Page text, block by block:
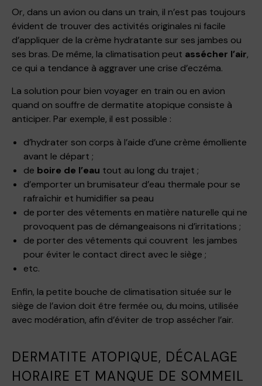
Or, dans un avion ou dans un train, il n’est pas toujours
évident de trouver des activités originales ni facile
d’appliquer de la crème hydratante sur ses jambes ou
ses bras. De même, la climatisation peut assécher l’air,
ce qui a tendance à aggraver une crise d’eczéma.
La solution pour bien voyager en train ou en avion
quand on souffre de dermatite atopique consiste à
anticiper. Par exemple, il est possible :
d’hydrater son corps à l’aide d’une crème émolliente
avant le départ ;
de boire de l’eau tout au long du trajet ;
d’emporter un brumisateur d’eau thermale pour se
rafraîchir et humidifier sa peau
de porter des vêtements en matière naturelle qui ne
provoquent pas de démangeaisons ni d’irritations ;
de porter des vêtements qui couvrent les jambes
pour éviter le contact direct avec le siège ;
etc.
Enfin, la petite bouche de climatisation située sur le
siège de l’avion doit être fermée ou, du moins, utilisée
avec modération, afin d’éviter de trop assécher l’air.
DERMATITE ATOPIQUE, DÉCALAGE
HORAIRE ET MANQUE DE SOMMEIL